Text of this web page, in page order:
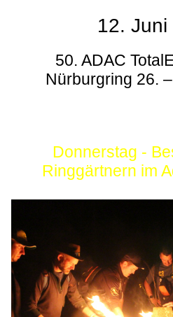
12. Juni
50. ADAC
Nürburgring 26.
Donnerstag -
Ringgärtnern im